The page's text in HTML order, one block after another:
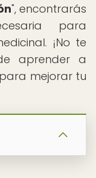
", encontrarás
para
¡No te
aprender a
mejorar tu